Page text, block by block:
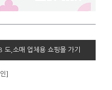
도,소매 업체용 쇼핑몰 가기
]